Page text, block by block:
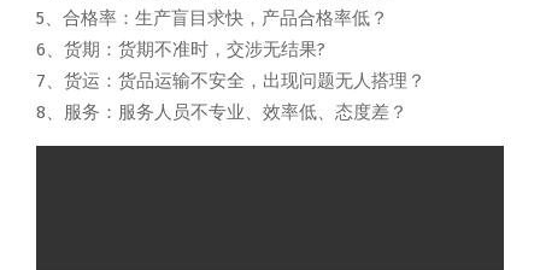
5、合格率：生产盲目求快，产品合格率低？
6、货期：货期不准时，交涉无结果?
7、货运：货品运输不安全，出现问题无人搭理？
8、服务：服务人员不专业、效率低、态度差？